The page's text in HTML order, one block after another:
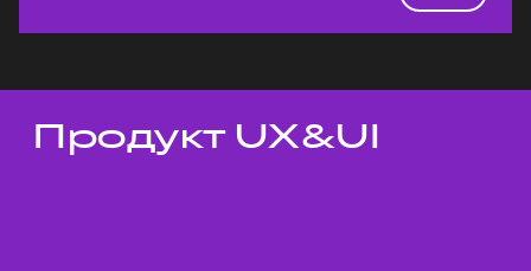
Темы докладов
Продукт UX&UI